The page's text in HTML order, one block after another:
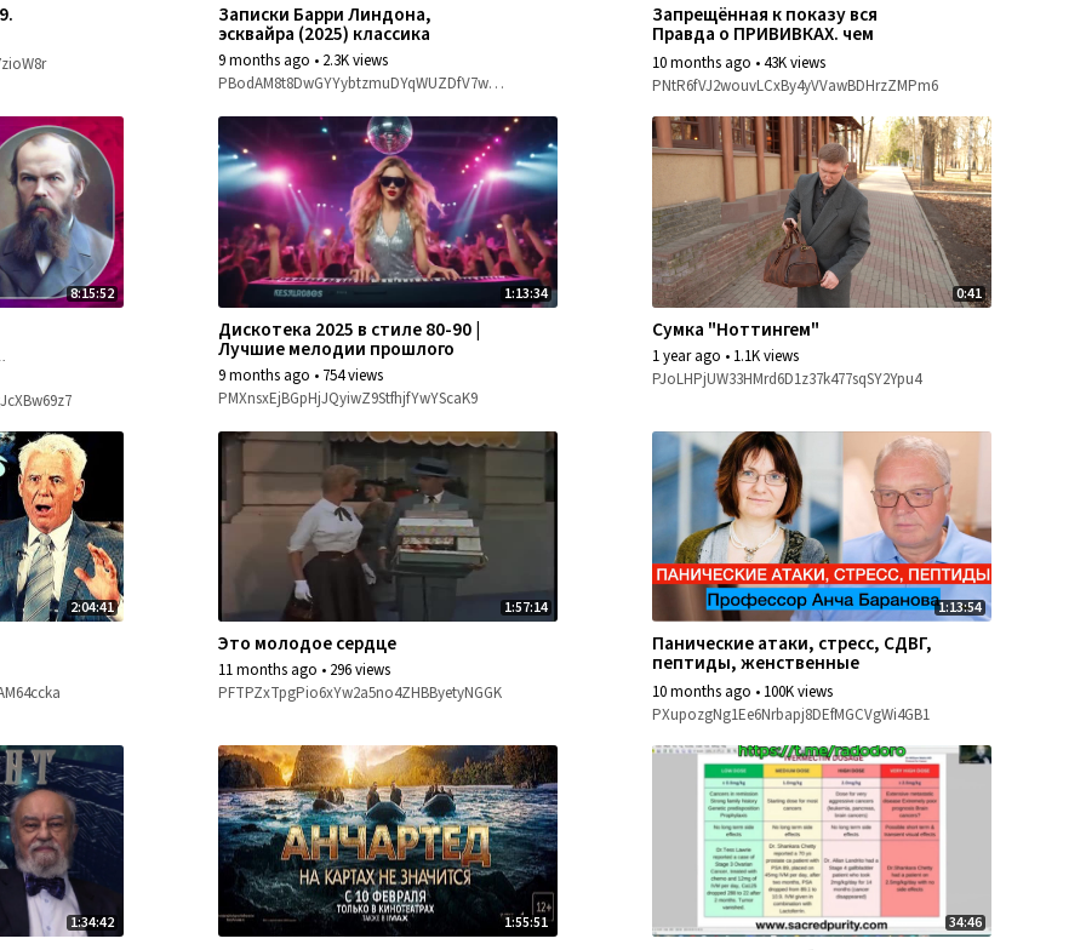
Записки Барри Линдона,
эсквайра (2025) классика
9 months ago • 2.3K views
PBodAM8t8DwGYYybtzmuDYqWUZDfV7w1fQ
Запрещённая к показу вся
Правда о ПРИВИВКАХ. чем
дальше смотришь тем Страшнее.
10 months ago •43K views
PNtR6fVJ2wouvLCxBy4yVVawBDHrzZMPm6
8:15:52
г.
1:13:34
Дискотека 2025 в стиле 80-90 |
Лучшие мелодии прошлого
9 months ago • 754 views
PMXnsxEjBGpHjJQyiwZ9StfhjfYwYScaK9
0:41
Сумка "Ноттингем"
1 year ago • 1.1K views
PJoLHPjUW33HMrd6D1z37k477sqSY2Ypu4
2:04:41 1:57:14
Это молодое сердце
11 months ago • 296 views
PFTPZxTpgPio6xYw2a5no4ZHBByetyNGGK
1:13:54
Панические атаки, стресс, СДВГ,
пептиды, женственные
мужчины. Профессор Анча
Баранова.
10 months ago • 100K views
PXupozgNg1Ee6Nrbapj8DEfMGCVgWi4GB1
1:34:42 1:55:51 34:46